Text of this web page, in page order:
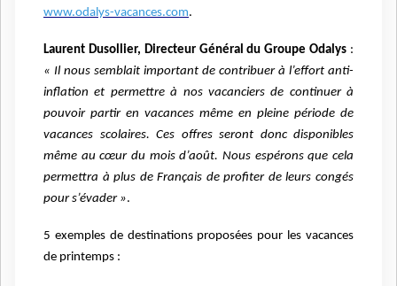
www.odalys-vacances.com.
Laurent Dusollier, Directeur Général du Groupe Odalys :
« Il nous semblait important de contribuer à l’effort anti-
inflation et permettre à nos vacanciers de continuer à
pouvoir partir en vacances même en pleine période de
vacances scolaires. Ces offres seront donc disponibles
même au cœur du mois d’août. Nous espérons que cela
permettra à plus de Français de profiter de leurs congés
pour s’évader ».
5 exemples de destinations proposées pour les vacances
de printemps :